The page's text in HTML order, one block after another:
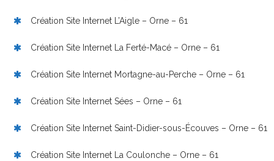
Création Site Internet L’Aigle – Orne – 61
Création Site Internet La Ferté-Macé – Orne – 61
Création Site Internet Mortagne-au-Perche – Orne – 61
Création Site Internet Sées – Orne – 61
Création Site Internet Saint-Didier-sous-Écouves – Orne – 61
Création Site Internet La Coulonche – Orne – 61